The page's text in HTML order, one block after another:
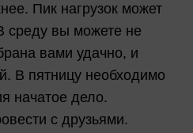
Пик нагрузок может
среду вы можете не
вами удачно, и
В пятницу необходимо
начатое дело.
с друзьями.